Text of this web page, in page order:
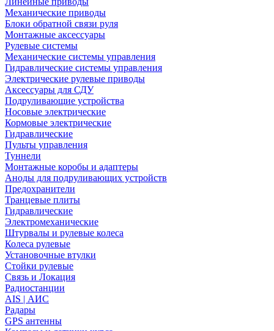
Механические приводы
Блоки обратной связи руля
Монтажные аксессуары
Рулевые системы
Механические системы управления
Гидравлические системы управления
Электрические рулевые приводы
Аксессуары для СДУ
Подруливающие устройства
Носовые электрические
Кормовые электрические
Гидравлические
Пульты управления
Туннели
Монтажные коробы и адаптеры
Аноды для подруливающих устройств
Предохранители
Транцевые плиты
Гидравлические
Электромеханические
Штурвалы и рулевые колеса
Колеса рулевые
Установочные втулки
Стойки рулевые
Связь и Локация
Радиостанции
AIS | АИС
Радары
GPS антенны